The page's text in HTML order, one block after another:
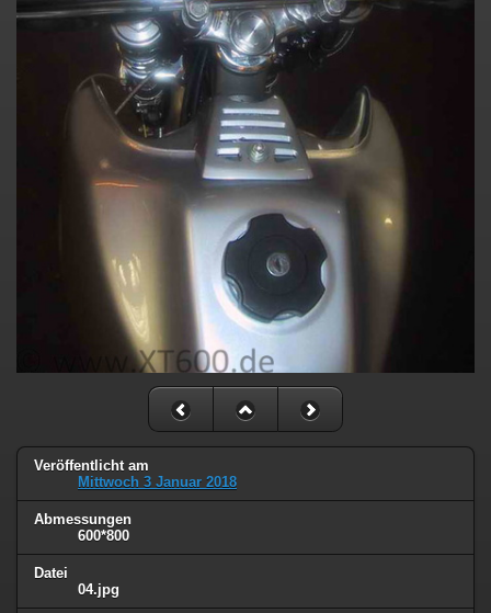
Veröffentlicht am
Mittwoch 3 Januar 2018
Abmessungen
600*800
Datei
04.jpg